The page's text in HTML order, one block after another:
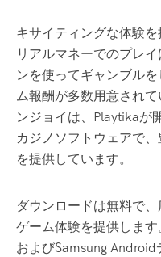
キサイティングな体験
リアルマネーでのプレ
ンを使ってギャンブル
ム報酬が多数用意され
ンジョイは、Playtikaが
カジノソフトウェアで
を提供しています。
ダウンロードは無料で
ゲーム体験を提供しま
およびSamsung